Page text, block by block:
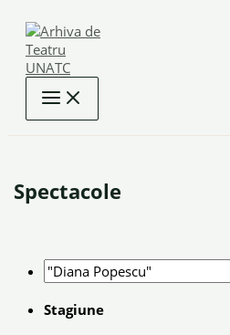
content
Spectacole
Stagiune